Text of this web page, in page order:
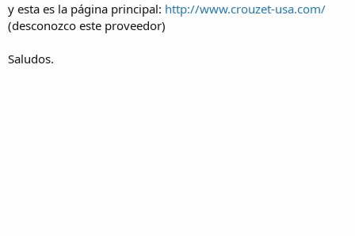
y esta es la página principal: http://www.crouzet-usa.com/
(desconozco este proveedor)
Saludos.